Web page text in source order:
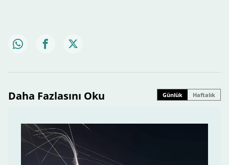
Daha Fazlasını Oku Günlük Haftalık